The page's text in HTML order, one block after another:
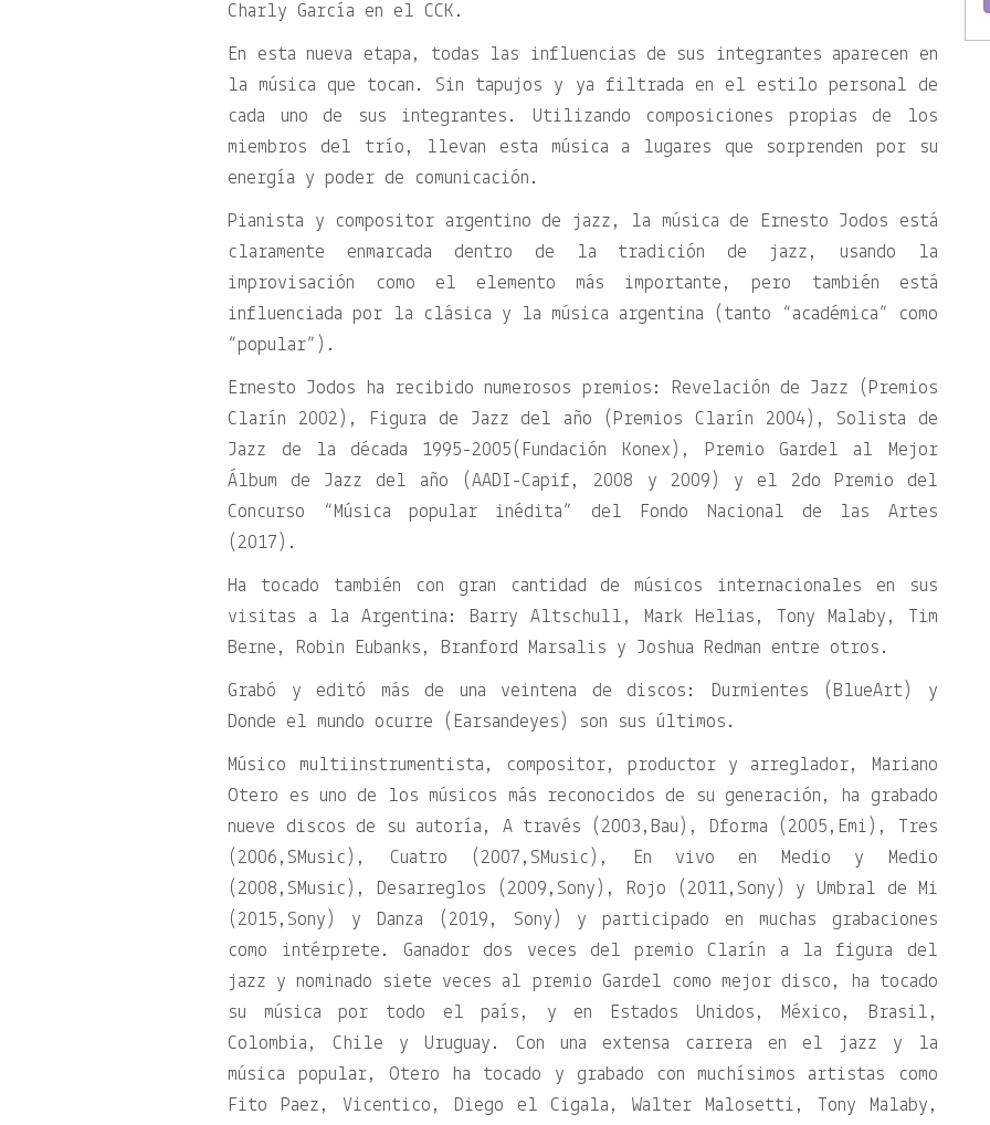
Charly García en el CCK.
En esta nueva etapa, todas las influencias de sus integrantes aparecen en
la música que tocan. Sin tapujos y ya filtrada en el estilo personal de
cada uno de sus integrantes. Utilizando composiciones propias de los
miembros del trío, llevan esta música a lugares que sorprenden por su
energía y poder de comunicación.
Pianista y compositor argentino de jazz, la música de Ernesto Jodos está
claramente enmarcada dentro de la tradición de jazz, usando la
improvisación como el elemento más importante, pero también está
influenciada por la clásica y la música argentina (tanto “académica” como
“popular”).
Ernesto Jodos ha recibido numerosos premios: Revelación de Jazz (Premios
Clarín 2002), Figura de Jazz del año (Premios Clarín 2004), Solista de
Jazz de la década 1995-2005(Fundación Konex), Premio Gardel al Mejor
Álbum de Jazz del año (AADI-Capif, 2008 y 2009) y el 2do Premio del
Concurso “Música popular inédita” del Fondo Nacional de las Artes
(2017).
Ha tocado también con gran cantidad de músicos internacionales en sus
visitas a la Argentina: Barry Altschull, Mark Helias, Tony Malaby, Tim
Berne, Robin Eubanks, Branford Marsalis y Joshua Redman entre otros.
Grabó y editó más de una veintena de discos: Durmientes (BlueArt) y
Donde el mundo ocurre (Earsandeyes) son sus últimos.
Músico multiinstrumentista, compositor, productor y arreglador, Mariano
Otero es uno de los músicos más reconocidos de su generación, ha grabado
nueve discos de su autoría, A través (2003,Bau), Dforma (2005,Emi), Tres
(2006,SMusic), Cuatro (2007,SMusic), En vivo en Medio y Medio
(2008,SMusic), Desarreglos (2009,Sony), Rojo (2011,Sony) y Umbral de Mi
(2015,Sony) y Danza (2019, Sony) y participado en muchas grabaciones
como intérprete. Ganador dos veces del premio Clarín a la figura del
jazz y nominado siete veces al premio Gardel como mejor disco, ha tocado
su música por todo el país, y en Estados Unidos, México, Brasil,
Colombia, Chile y Uruguay. Con una extensa carrera en el jazz y la
música popular, Otero ha tocado y grabado con muchísimos artistas como
Fito Paez, Vicentico, Diego el Cigala, Walter Malosetti, Tony Malaby,